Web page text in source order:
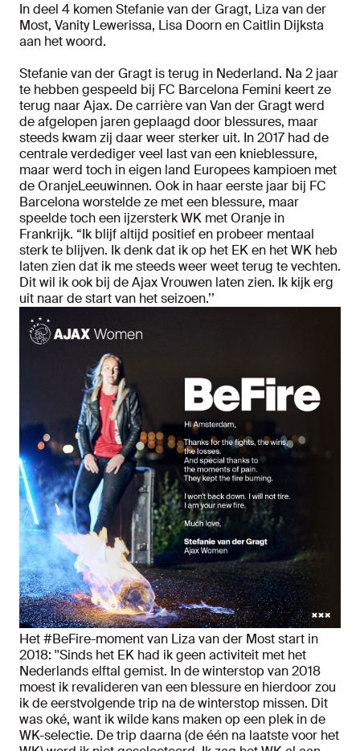
In deel 4 komen Stefanie van der Gragt, Liza van der
Most, Vanity Lewerissa, Lisa Doorn en Caitlin Dijksta
aan het woord.
Stefanie van der Gragt is terug in Nederland. Na 2 jaar
te hebben gespeeld bij FC Barcelona Femini keert ze
terug naar Ajax. De carrière van Van der Gragt werd
de afgelopen jaren geplaagd door blessures, maar
steeds kwam zij daar weer sterker uit. In 2017 had de
centrale verdediger veel last van een knieblessure,
maar werd toch in eigen land Europees kampioen met
de OranjeLeeuwinnen. Ook in haar eerste jaar bij FC
Barcelona worstelde ze met een blessure, maar
speelde toch een ijzersterk WK met Oranje in
Frankrijk. “Ik blijf altijd positief en probeer mentaal
sterk te blijven. Ik denk dat ik op het EK en het WK heb
laten zien dat ik me steeds weer weet terug te vechten.
Dit wil ik ook bij de Ajax Vrouwen laten zien. Ik kijk erg
uit naar de start van het seizoen.’’
Het #BeFire-moment van Liza van der Most start in
2018: ''Sinds het EK had ik geen activiteit met het
Nederlands elftal gemist. In de winterstop van 2018
moest ik revalideren van een blessure en hierdoor zou
ik de eerstvolgende trip na de winterstop missen. Dit
was oké, want ik wilde kans maken op een plek in de
WK-selectie. De trip daarna (de één na laatste voor het